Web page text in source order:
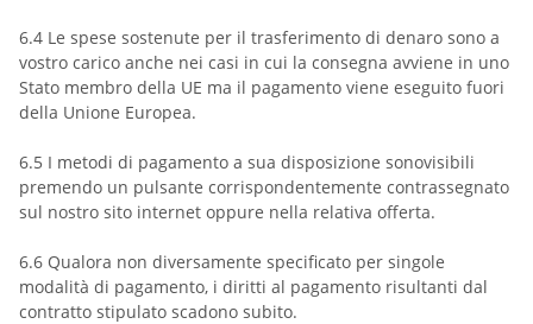
6.4 Le spese sostenute per il trasferimento di denaro sono a
vostro carico anche nei casi in cui la consegna avviene in uno
Stato membro della UE ma il pagamento viene eseguito fuori
della Unione Europea.
6.5 I metodi di pagamento a sua disposizione sonovisibili
premendo un pulsante corrispondentemente contrassegnato
sul nostro sito internet oppure nella relativa offerta.
6.6 Qualora non diversamente specificato per singole
modalità di pagamento, i diritti al pagamento risultanti dal
contratto stipulato scadono subito.